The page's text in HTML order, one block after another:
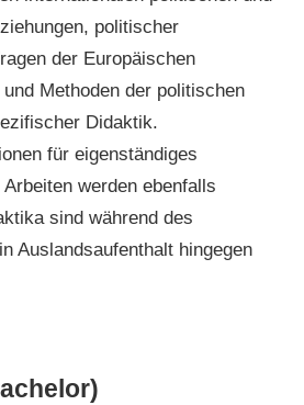
politischer
der Europäischen
und Methoden der politischen
Didaktik.
für eigenständiges
werden ebenfalls
sind während des
Auslandsaufenthalt hingegen